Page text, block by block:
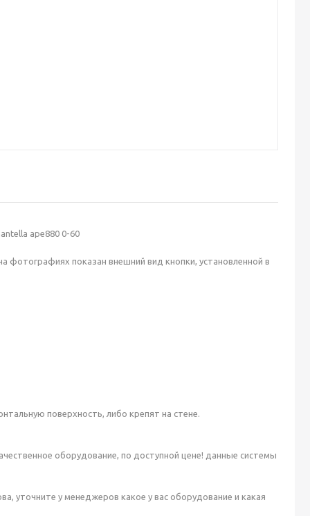
ape880 0-60
фотографиях показан внешний вид кнопки, установленной в
поверхность, либо крепят на стене.
оборудование, по доступной цене! данные системы
уточните у менеджеров какое у вас оборудование и какая